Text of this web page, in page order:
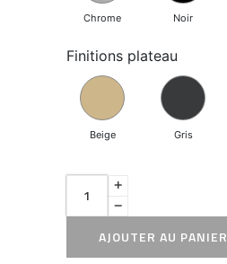
Chrome Noir
Finitions plateau
Beige Gris
AJOUTER AU PANIER